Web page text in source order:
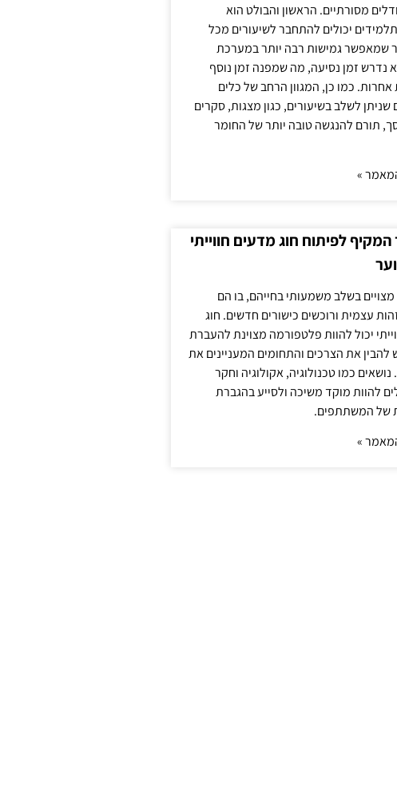
מסורתיים. הראשון והבולט הוא
יכולים להתחבר לשיעורים מכל
שמאפשר גמישות רבה יותר במערכת
נדרש זמן נסיעה, מה שמפנה זמן נוסף
אחרות. כמו כן, המגוון הרחב של כלים
שניתן לשלב בשיעורים, כגון מצגות, סקרים
תורם להנגשה טובה יותר של החומר
»
לפיתוח חוג מדעים חווייתי
מצויים בשלב משמעותי בחייהם, בו הם
עצמית ורוכשים כישורים חדשים. חוג
יכול להוות פלטפורמה מצוינת להעברת
להבין את הצרכים והתחומים המעניינים את
נושאים כמו טכנולוגיה, אקולוגיה וחקר
להוות מוקד משיכה ולסייע בהגברת
של המשתתפים.
»